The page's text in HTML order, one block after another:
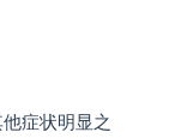
症状明显之